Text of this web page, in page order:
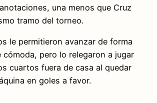
una menos que Cruz
tramo del torneo.
le permitieron avanzar de forma
cómoda, pero lo relegaron a jugar
cuartos fuera de casa al quedar
en goles a favor.